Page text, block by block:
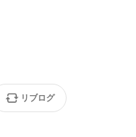
リブログ